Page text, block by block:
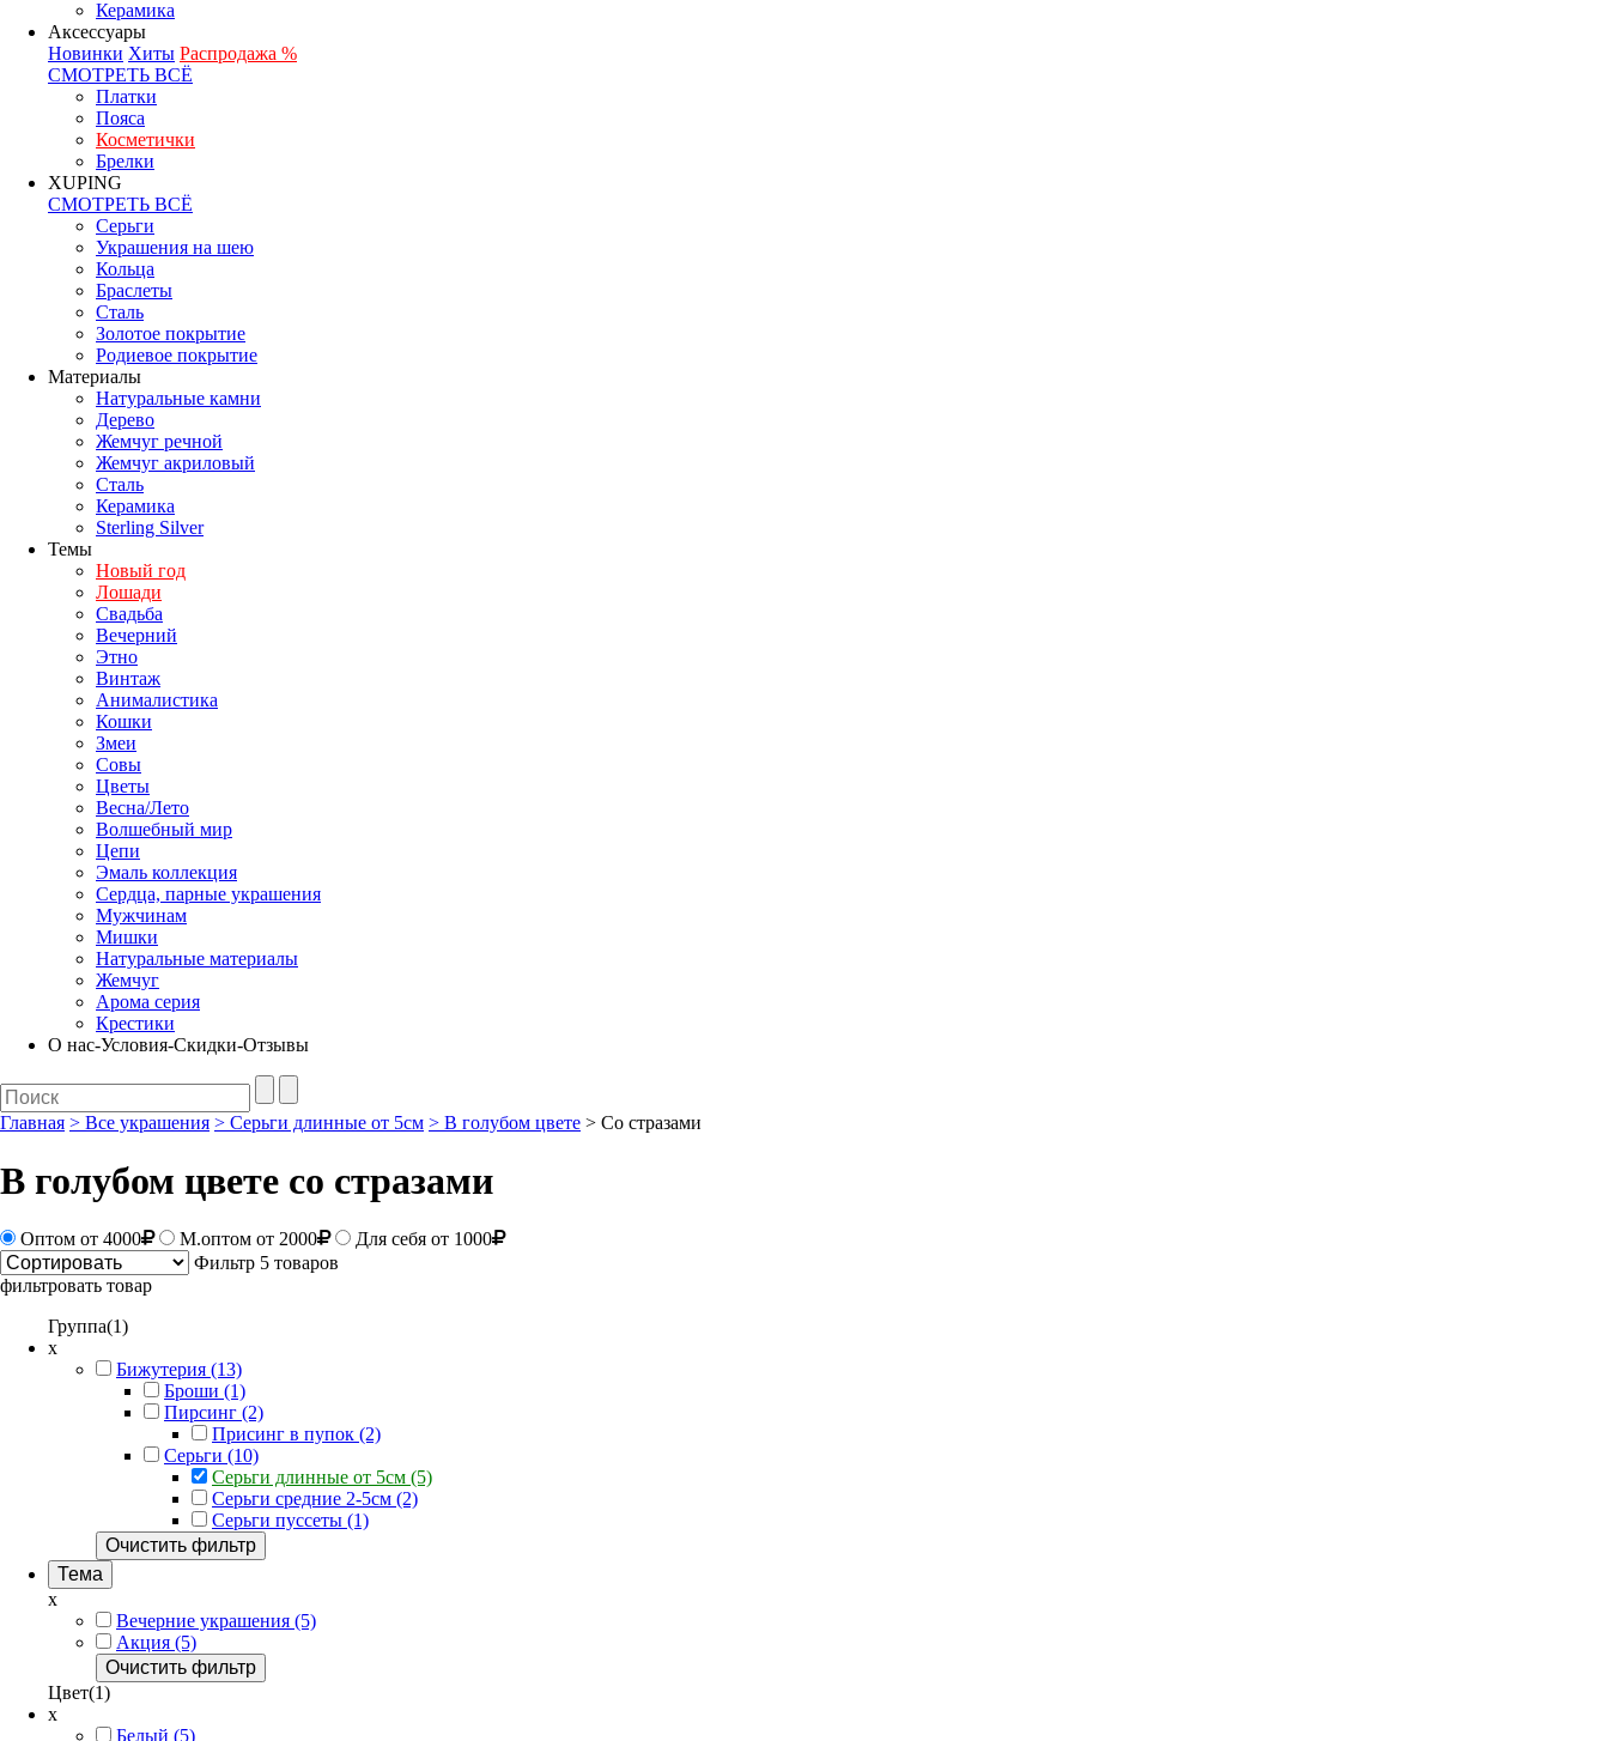
Керамика
Аксессуары
Новинки Хиты Распродажа %
СМОТРЕТЬ ВСЁ
Платки
Пояса
Косметички
Брелки
XUPING
СМОТРЕТЬ ВСЁ
Серьги
Украшения на шею
Кольца
Браслеты
Сталь
Золотое покрытие
Родиевое покрытие
Материалы
Натуральные камни
Дерево
Жемчуг речной
Жемчуг акриловый
Сталь
Керамика
Sterling Silver
Темы
Новый год
Лошади
Свадьба
Вечерний
Этно
Винтаж
Анималистика
Кошки
Змеи
Совы
Цветы
Весна/Лето
Волшебный мир
Цепи
Эмаль коллекция
Сердца, парные украшения
Мужчинам
Мишки
Натуральные материалы
Жемчуг
Арома серия
Крестики
О нас-Условия-Скидки-Отзывы
Главная > Все украшения > Серьги длинные от 5см > В голубом цвете > Со стразами
В голубом цвете со стразами
Оптом от 4000 М.оптом от 2000
Для себя от 1000
Фильтр 5 товаров
фильтровать товар
Группа(1)
x
Бижутерия (13)
Броши (1)
Пирсинг (2)
Присинг в пупок (2)
Серьги (10)
Серьги длинные от 5см (5)
Серьги средние 2-5см (2)
Серьги пуссеты (1)
Очистить фильтр
Тема
x
Вечерние украшения (5)
Акция (5)
Очистить фильтр
Цвет(1)
x
Белый (5)